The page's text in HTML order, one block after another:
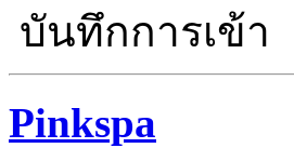
บันทึกการเข้า
Pinkspa